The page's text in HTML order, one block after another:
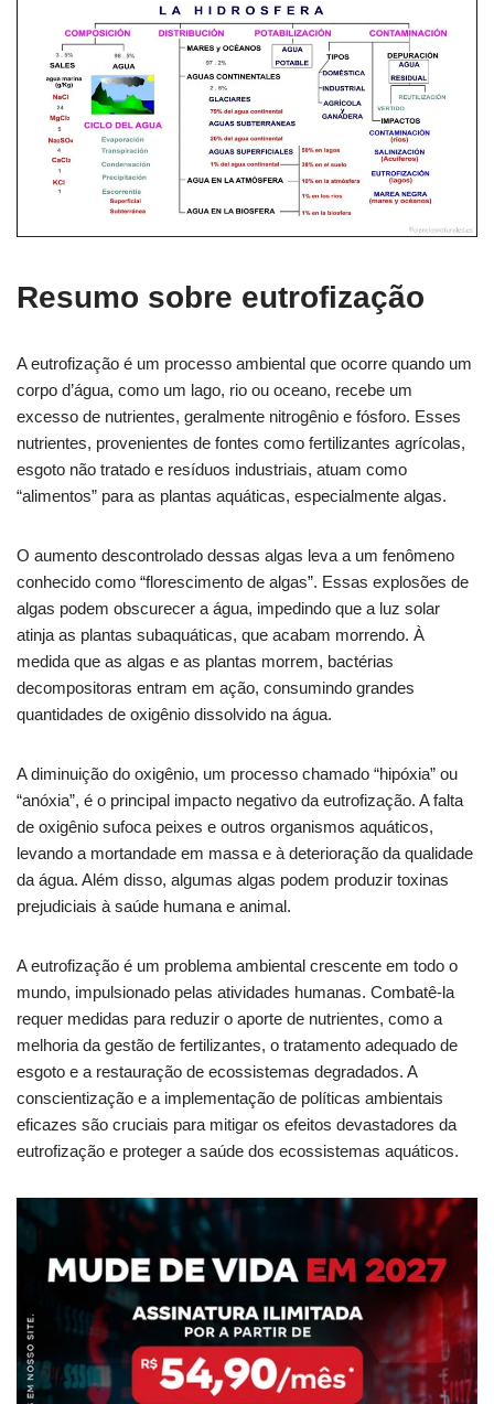
Resumo sobre eutrofização
A eutrofização é um processo ambiental que ocorre quando um
corpo d’água, como um lago, rio ou oceano, recebe um
excesso de nutrientes, geralmente nitrogênio e fósforo. Esses
nutrientes, provenientes de fontes como fertilizantes agrícolas,
esgoto não tratado e resíduos industriais, atuam como
“alimentos” para as plantas aquáticas, especialmente algas.
O aumento descontrolado dessas algas leva a um fenômeno
conhecido como “florescimento de algas”. Essas explosões de
algas podem obscurecer a água, impedindo que a luz solar
atinja as plantas subaquáticas, que acabam morrendo. À
medida que as algas e as plantas morrem, bactérias
decompositoras entram em ação, consumindo grandes
quantidades de oxigênio dissolvido na água.
A diminuição do oxigênio, um processo chamado “hipóxia” ou
“anóxia”, é o principal impacto negativo da eutrofização. A falta
de oxigênio sufoca peixes e outros organismos aquáticos,
levando a mortandade em massa e à deterioração da qualidade
da água. Além disso, algumas algas podem produzir toxinas
prejudiciais à saúde humana e animal.
A eutrofização é um problema ambiental crescente em todo o
mundo, impulsionado pelas atividades humanas. Combatê-la
requer medidas para reduzir o aporte de nutrientes, como a
melhoria da gestão de fertilizantes, o tratamento adequado de
esgoto e a restauração de ecossistemas degradados. A
conscientização e a implementação de políticas ambientais
eficazes são cruciais para mitigar os efeitos devastadores da
eutrofização e proteger a saúde dos ecossistemas aquáticos.